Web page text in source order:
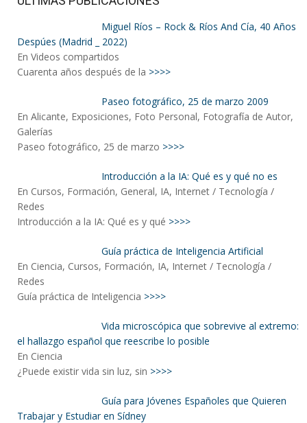
Miguel Ríos – Rock & Ríos And Cía, 40 Años
Despúes (Madrid _ 2022)
En Videos compartidos
Cuarenta años después de la >>>>
Paseo fotográfico, 25 de marzo 2009
En Alicante, Exposiciones, Foto Personal, Fotografía de Autor,
Galerías
Paseo fotográfico, 25 de marzo >>>>
Introducción a la IA: Qué es y qué no es
En Cursos, Formación, General, IA, Internet / Tecnología /
Redes
Introducción a la IA: Qué es y qué >>>>
Guía práctica de Inteligencia Artificial
En Ciencia, Cursos, Formación, IA, Internet / Tecnología /
Redes
Guía práctica de Inteligencia >>>>
Vida microscópica que sobrevive al extremo:
el hallazgo español que reescribe lo posible
En Ciencia
¿Puede existir vida sin luz, sin >>>>
Guía para Jóvenes Españoles que Quieren
Trabajar y Estudiar en Sídney